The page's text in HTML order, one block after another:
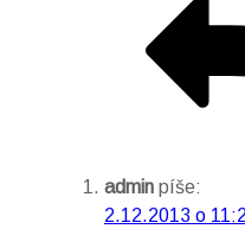
admin píše:
2.12.2013 o